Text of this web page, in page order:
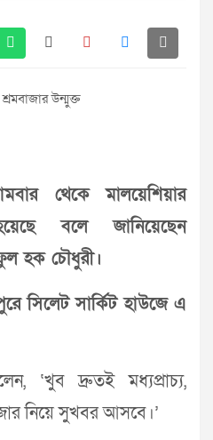
থেকে মালয়েশিয়ার
বলে জানিয়েছেন
হক চৌধুরী।
সিলেট সার্কিট হাউজে এ
‘খুব দ্রুতই মধ্যপ্রাচ্য,
নিয়ে সুখবর আসবে।’